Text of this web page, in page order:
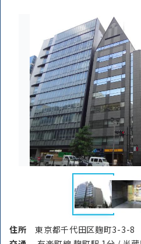
住所東京都千代田区麹町3-